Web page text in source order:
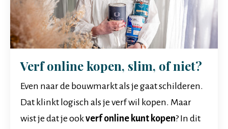
Verf online kopen, slim, of niet?
Even naar de bouwmarkt als je gaat schilderen.
Dat klinkt logisch als je verf wil kopen. Maar
wist je dat je ookverf online kunt kopen? In dit